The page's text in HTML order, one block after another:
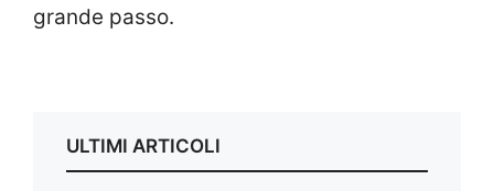
grande passo.
ULTIMI ARTICOLI